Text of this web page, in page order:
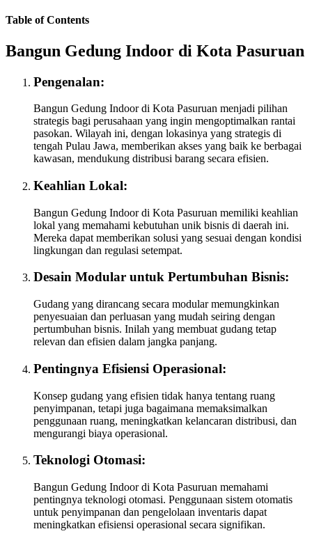
Table of Contents
Bangun Gedung Indoor di Kota Pasuruan
Pengenalan:
Bangun Gedung Indoor di Kota Pasuruan menjadi pilihan
strategis bagi perusahaan yang ingin mengoptimalkan rantai
pasokan. Wilayah ini, dengan lokasinya yang strategis di
tengah Pulau Jawa, memberikan akses yang baik ke berbagai
kawasan, mendukung distribusi barang secara efisien.
Keahlian Lokal:
Bangun Gedung Indoor di Kota Pasuruan memiliki keahlian
lokal yang memahami kebutuhan unik bisnis di daerah ini.
Mereka dapat memberikan solusi yang sesuai dengan kondisi
lingkungan dan regulasi setempat.
Desain Modular untuk Pertumbuhan Bisnis:
Gudang yang dirancang secara modular memungkinkan
penyesuaian dan perluasan yang mudah seiring dengan
pertumbuhan bisnis. Inilah yang membuat gudang tetap
relevan dan efisien dalam jangka panjang.
Pentingnya Efisiensi Operasional:
Konsep gudang yang efisien tidak hanya tentang ruang
penyimpanan, tetapi juga bagaimana memaksimalkan
penggunaan ruang, meningkatkan kelancaran distribusi, dan
mengurangi biaya operasional.
Teknologi Otomasi:
Bangun Gedung Indoor di Kota Pasuruan memahami
pentingnya teknologi otomasi. Penggunaan sistem otomatis
untuk penyimpanan dan pengelolaan inventaris dapat
meningkatkan efisiensi operasional secara signifikan.